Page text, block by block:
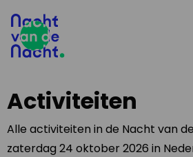
Activiteiten
Alle activiteiten in de Nacht van
zaterdag 24 oktober 2026 in